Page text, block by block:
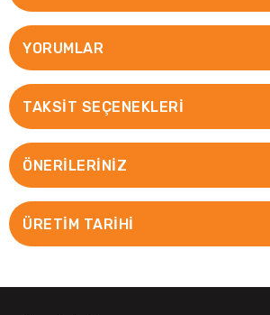
YORUMLAR
TAKSIT SEÇENEKLERI
ÖNERILERINIZ
ÜRETİM TARİHİ